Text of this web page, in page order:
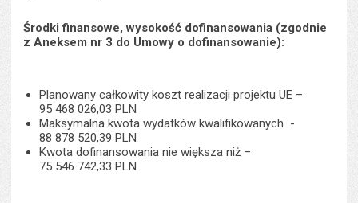
Środki finansowe, wysokość dofinansowania (zgodnie
z Aneksem nr 3 do Umowy o dofinansowanie):
Planowany całkowity koszt realizacji projektu UE –
95 468 026,03 PLN
Maksymalna kwota wydatków kwalifikowanych -
88 878 520,39 PLN
Kwota dofinansowania nie większa niż –
75 546 742,33 PLN